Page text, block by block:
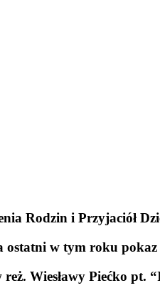
Rodzin i Przyjaciół
ostatni w tym roku
reż. Wiesławy Piećko pt.